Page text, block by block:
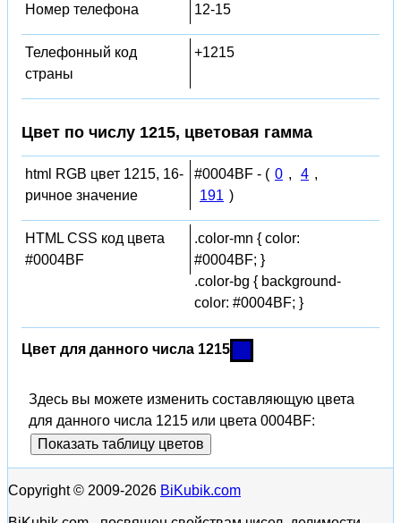
Номер телефона 12-15
Телефонный код
страны
+1215
Цвет по числу 1215, цветовая гамма
html RGB цвет 1215, 16-
ричное значение
#0004BF - ( 0 , 4 ,
191 )
HTML CSS код цвета
#0004BF
.color-mn { color:
#0004BF; }
.color-bg { background-
color: #0004BF; }
Цвет для данного числа 1215
Здесь вы можете изменить составляющую цвета
для данного числа 1215 или цвета 0004BF:
Показать таблицу цветов
Copyright © 2009-2026 BiKubik.com